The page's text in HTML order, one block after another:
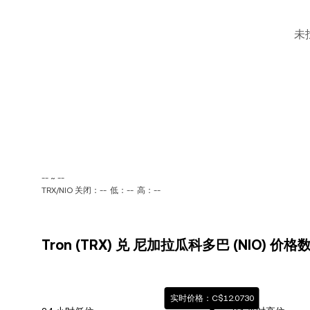
未
-- ~ --
TRX/NIO 关闭：-- 低：-- 高：--
Tron (TRX) 兑 尼加拉瓜科多巴 (NIO) 价格
实时价格：C$12.0730